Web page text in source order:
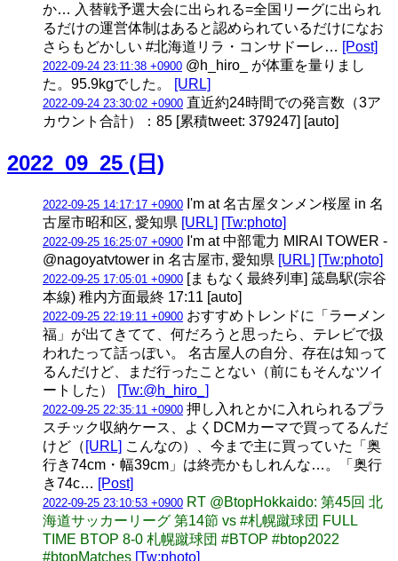
か… 入替戦予選大会に出られる=全国リーグに出られ
るだけの運営体制はあると認められているだけになお
さらもどかしい #北海道リラ・コンサドーレ… [Post]
2022-09-24 23:11:38 +0900 @h_hiro_ が体重を量りまし
た。95.9kgでした。
[URL]
2022-09-24 23:30:02 +0900 直近約24時間での発言数（3ア
カウント合計）：85 [累積tweet: 379247] [auto]
2022_09_25 (日)
2022-09-25 14:17:17 +0900 I'm at 名古屋タンメン桜屋 in 名
古屋市昭和区, 愛知県 [URL] [Tw:photo]
2022-09-25 16:25:07 +0900 I'm at 中部電力 MIRAI TOWER -
@nagoyatvtower in 名古屋市, 愛知県 [URL] [Tw:photo]
2022-09-25 17:05:01 +0900 [まもなく最終列車] 筬島駅(宗谷
本線) 稚内方面最終 17:11 [auto]
2022-09-25 22:19:11 +0900 おすすめトレンドに「ラーメン
福」が出てきてて、何だろうと思ったら、テレビで扱
われたって話っぽい。 名古屋人の自分、存在は知って
るんだけど、まだ行ったことない（前にもそんなツイ
ートした）
[Tw:@h_hiro_]
2022-09-25 22:35:11 +0900 押し入れとかに入れられるプラ
スチック収納ケース、よくDCMカーマで買ってるんだ
けど（ [URL] こんなの）、今まで主に買っていた「奥
行き74cm・幅39cm」は終売かもしれんな…。「奥行
き74c… [Post]
2022-09-25 23:10:53 +0900 RT @BtopHokkaido: 第45回 北
海道サッカーリーグ 第14節 vs #札幌蹴球団 FULL
TIME BTOP 8-0 札幌蹴球団 #BTOP #btop2022
#btopMatches [Tw:photo]